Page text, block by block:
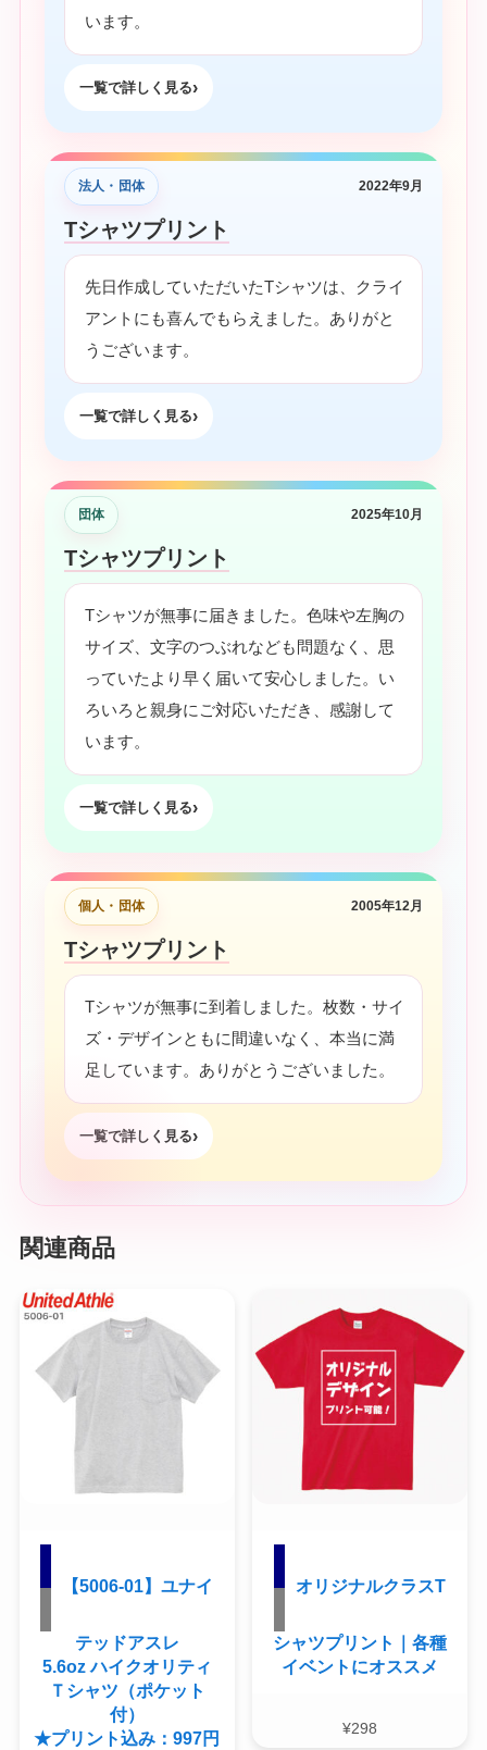
います。
一覧で詳しく見る
法人・団体 2022年9月
Tシャツプリント
先日作成していただいたTシャツは、クライ
アントにも喜んでもらえました。ありがと
うございます。
一覧で詳しく見る
団体 2025年10月
Tシャツプリント
Tシャツが無事に届きました。色味や左胸の
サイズ、文字のつぶれなども問題なく、思
っていたより早く届いて安心しました。い
ろいろと親身にご対応いただき、感謝して
います。
一覧で詳しく見る
個人・団体 2005年12月
Tシャツプリント
Tシャツが無事に到着しました。枚数・サイ
ズ・デザインともに間違いなく、本当に満
足しています。ありがとうございました。
一覧で詳しく見る
関連商品
【5006-01】ユナイ
テッドアスレ
5.6oz ハイクオリティ
Ｔシャツ（ポケット
付）
★プリント込み：997円
オリジナルクラスT
シャツプリント｜各種
イベントにオススメ
¥298